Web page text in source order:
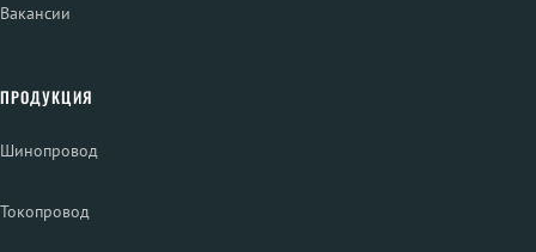
Вакансии
ПРОДУКЦИЯ
Шинопровод
Токопровод